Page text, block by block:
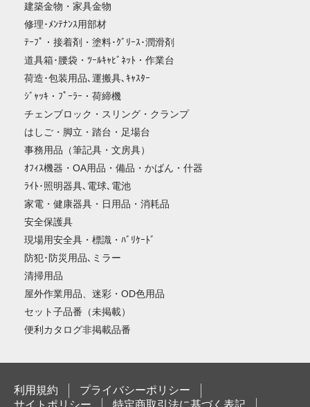
建築金物・家具金物
修理･ﾒﾝﾃﾅﾝｽ用部材
ﾃｰﾌﾟ・接着剤・塗料･ｸﾞﾘｰｽ･潤滑剤
道具箱･腰袋・ﾂｰﾙｷｬﾋﾞﾈｯﾄ・作業台
荷造･包装用品､運搬具､ｷｬｽﾀｰ
ｼﾞｬｯｷ・ﾌﾟｰﾗｰ・荷締機
チェンブロック・スリング・クランプ
はしご・脚立・踏台・足場台
事務用品（筆記具・文房具）
ｵﾌｨｽ機器・OA用品・備品・かばん・什器
ﾗｲﾄ･照明器具､電球､電池
家電・健康器具・日用品・消耗品
安全保護具
現場用安全具・標識・ﾊﾞﾘｹｰﾄﾞ
防犯･防災用品､ミラー
清掃用品
屋外作業用品、迷彩・OD色用品
セット子品番（未掲載）
便利カタログ非掲載品番
利用規約
プライバシーポリシー